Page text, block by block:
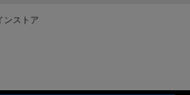
ンストア